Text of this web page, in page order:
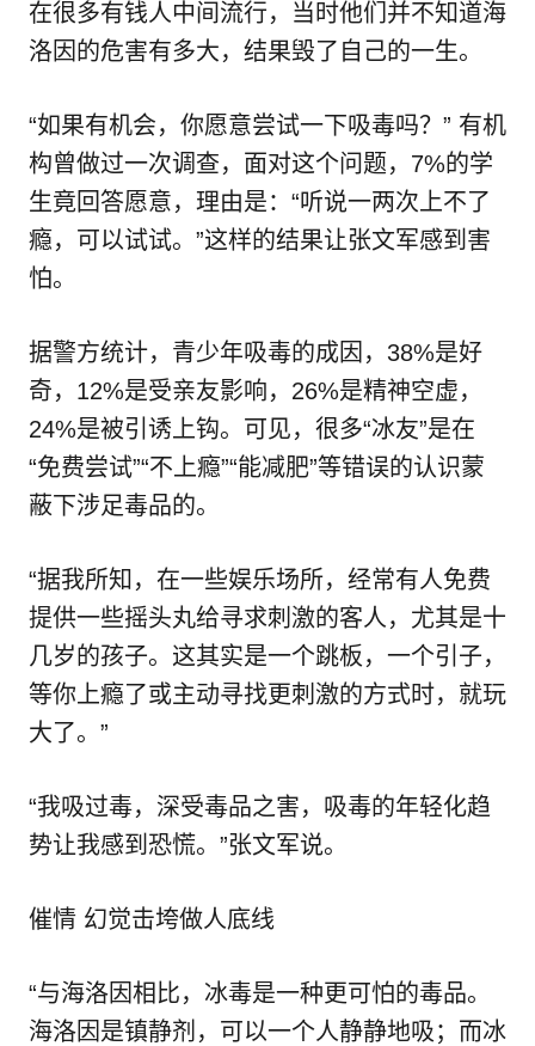
在很多有钱人中间流行，当时他们并不知道海
洛因的危害有多大，结果毁了自己的一生。
“如果有机会，你愿意尝试一下吸毒吗？” 有机
构曾做过一次调查，面对这个问题，7%的学
生竟回答愿意，理由是：“听说一两次上不了
瘾，可以试试。”这样的结果让张文军感到害
怕。
据警方统计，青少年吸毒的成因，38%是好
奇，12%是受亲友影响，26%是精神空虚，
24%是被引诱上钩。可见，很多“冰友”是在
“免费尝试”“不上瘾”“能减肥”等错误的认识蒙
蔽下涉足毒品的。
“据我所知，在一些娱乐场所，经常有人免费
提供一些摇头丸给寻求刺激的客人，尤其是十
几岁的孩子。这其实是一个跳板，一个引子，
等你上瘾了或主动寻找更刺激的方式时，就玩
大了。”
“我吸过毒，深受毒品之害，吸毒的年轻化趋
势让我感到恐慌。”张文军说。
催情 幻觉击垮做人底线
“与海洛因相比，冰毒是一种更可怕的毒品。
海洛因是镇静剂，可以一个人静静地吸；而冰